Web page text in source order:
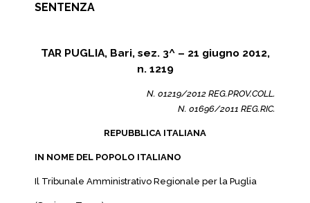
SENTENZA
TAR PUGLIA, Bari, sez. 3^ – 21 giugno 2012,
n. 1219
N. 01219/2012 REG.PROV.COLL.
N. 01696/2011 REG.RIC.
REPUBBLICA ITALIANA
IN NOME DEL POPOLO ITALIANO
Il Tribunale Amministrativo Regionale per la Puglia